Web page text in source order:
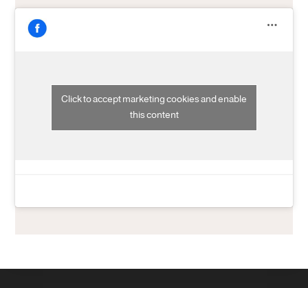
Click to accept marketing cookies and enable
this content